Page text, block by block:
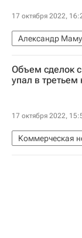
17 октября 2022,
Александр
Коммерческая
Объем сделок
упал в третьем
17 октября 2022,
Коммерческая
Москва